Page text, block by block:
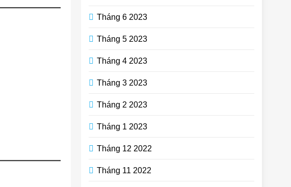
Tháng 6 2023
Tháng 5 2023
Tháng 4 2023
Tháng 3 2023
Tháng 2 2023
Tháng 1 2023
Tháng 12 2022
Tháng 11 2022